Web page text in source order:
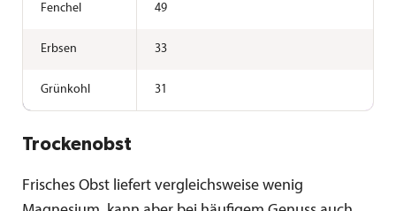
Fenchel 49
Erbsen 33
Grünkohl 31
Trockenobst
Frisches Obst liefert vergleichsweise wenig